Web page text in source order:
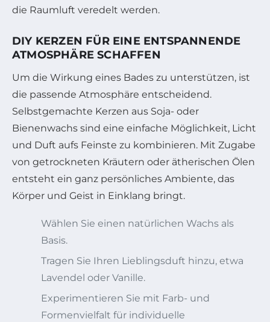
die Raumluft veredelt werden.
DIY KERZEN FÜR EINE ENTSPANNENDE
ATMOSPHÄRE SCHAFFEN
Um die Wirkung eines Bades zu unterstützen, ist
die passende Atmosphäre entscheidend.
Selbstgemachte Kerzen aus Soja- oder
Bienenwachs sind eine einfache Möglichkeit, Licht
und Duft aufs Feinste zu kombinieren. Mit Zugabe
von getrockneten Kräutern oder ätherischen Ölen
entsteht ein ganz persönliches Ambiente, das
Körper und Geist in Einklang bringt.
Wählen Sie einen natürlichen Wachs als
Basis.
Tragen Sie Ihren Lieblingsduft hinzu, etwa
Lavendel oder Vanille.
Experimentieren Sie mit Farb- und
Formenvielfalt für individuelle